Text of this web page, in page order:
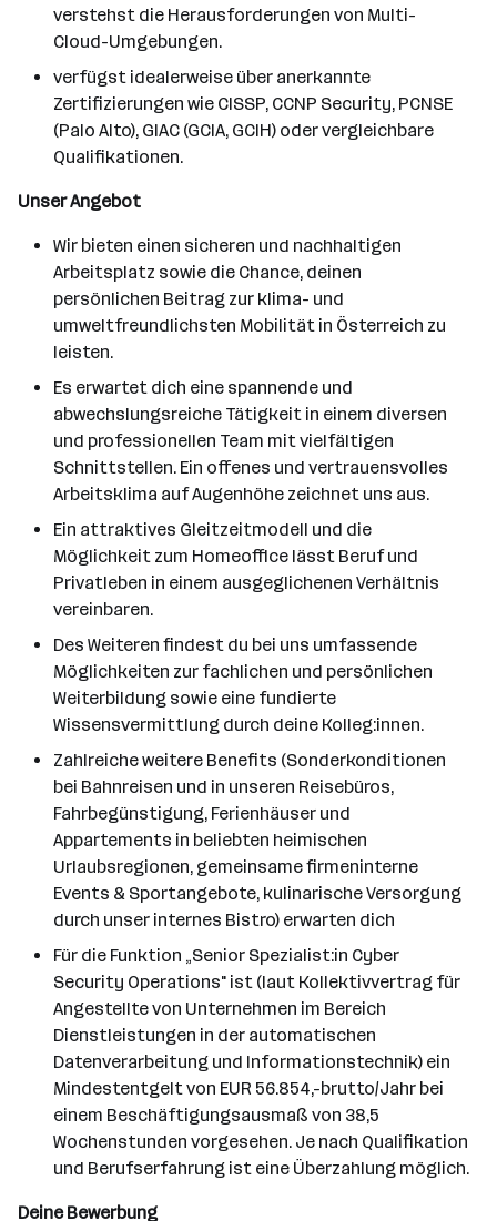
verstehst die Herausforderungen von Multi-
Cloud-Umgebungen.
verfügst idealerweise über anerkannte
Zertifizierungen wie CISSP, CCNP Security, PCNSE
(Palo Alto), GIAC (GCIA, GCIH) oder vergleichbare
Qualifikationen.
Unser Angebot
Wir bieten einen sicheren und nachhaltigen
Arbeitsplatz sowie die Chance, deinen
persönlichen Beitrag zur klima- und
umweltfreundlichsten Mobilität in Österreich zu
leisten.
Es erwartet dich eine spannende und
abwechslungsreiche Tätigkeit in einem diversen
und professionellen Team mit vielfältigen
Schnittstellen. Ein offenes und vertrauensvolles
Arbeitsklima auf Augenhöhe zeichnet uns aus.
Ein attraktives Gleitzeitmodell und die
Möglichkeit zum Homeoffice lässt Beruf und
Privatleben in einem ausgeglichenen Verhältnis
vereinbaren.
Des Weiteren findest du bei uns umfassende
Möglichkeiten zur fachlichen und persönlichen
Weiterbildung sowie eine fundierte
Wissensvermittlung durch deine Kolleg:innen.
Zahlreiche weitere Benefits (Sonderkonditionen
bei Bahnreisen und in unseren Reisebüros,
Fahrbegünstigung, Ferienhäuser und
Appartements in beliebten heimischen
Urlaubsregionen, gemeinsame firmeninterne
Events & Sportangebote, kulinarische Versorgung
durch unser internes Bistro) erwarten dich
Für die Funktion „Senior Spezialist:in Cyber
Security Operations" ist (laut Kollektivvertrag für
Angestellte von Unternehmen im Bereich
Dienstleistungen in der automatischen
Datenverarbeitung und Informationstechnik) ein
Mindestentgelt von EUR 56.854,-brutto/Jahr bei
einem Beschäftigungsausmaß von 38,5
Wochenstunden vorgesehen. Je nach Qualifikation
und Berufserfahrung ist eine Überzahlung möglich.
Deine Bewerbung